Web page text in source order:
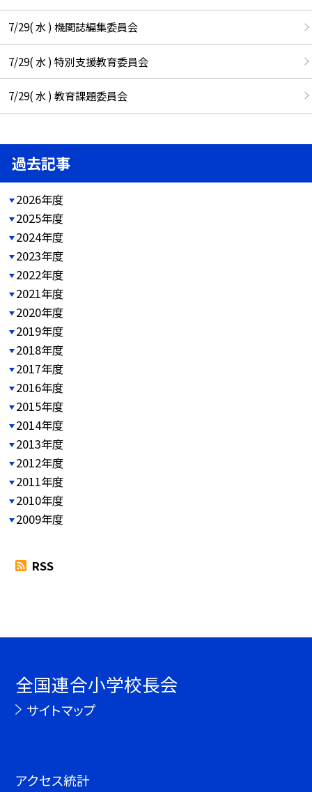
7/29( 水 ) 機関誌編集委員会
7/29( 水 ) 特別支援教育委員会
7/29( 水 ) 教育課題委員会
過去記事
2026年度
2025年度
2024年度
2023年度
2022年度
2021年度
2020年度
2019年度
2018年度
2017年度
2016年度
2015年度
2014年度
2013年度
2012年度
2011年度
2010年度
2009年度
RSS
全国連合小学校長会
サイトマップ
アクセス統計